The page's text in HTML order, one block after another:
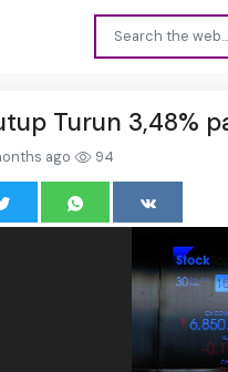
Turun 3,48%
ago 94